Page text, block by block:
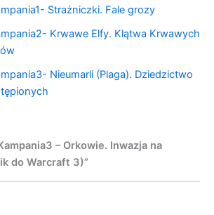
Strażniczki. Fale grozy
Krwawe Elfy. Klątwa Krwawych
Nieumarli (Plaga). Dziedzictwo
– Orkowie. Inwazja na
do Warcraft 3)”